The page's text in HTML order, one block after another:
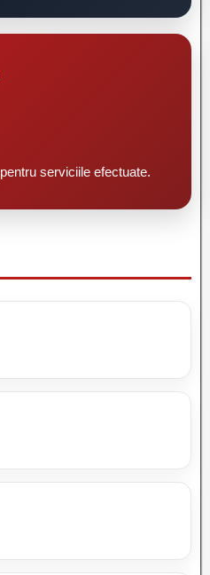
pentru serviciile efectuate.